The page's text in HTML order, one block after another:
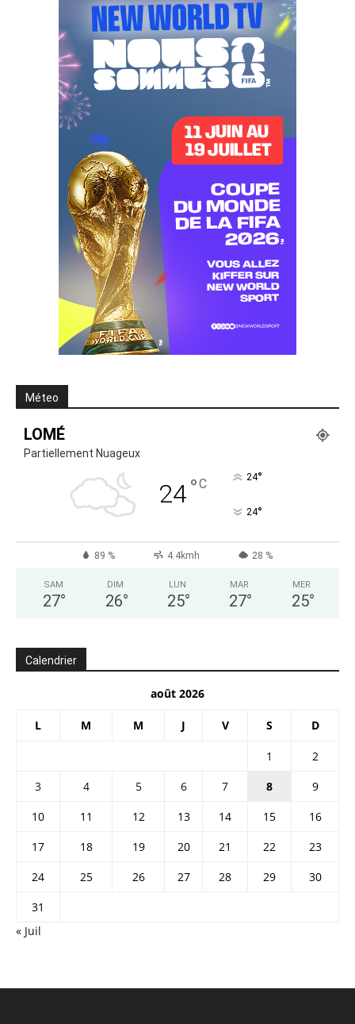
Méteo
LOMÉ
Partiellement Nuageux
24°C 24°
24°
89 % 4.4kmh 28 %
SAM
27°
DIM
26°
LUN
25°
MAR
27°
MER
25°
Calendrier
août 2026
L M M J V S D
1
2
3
4 5 6 7 8
9
10
11 12 13 14 15
16
17
18 19 20 21 22
23
24
25 26 27 28 29
30
31
« Juil